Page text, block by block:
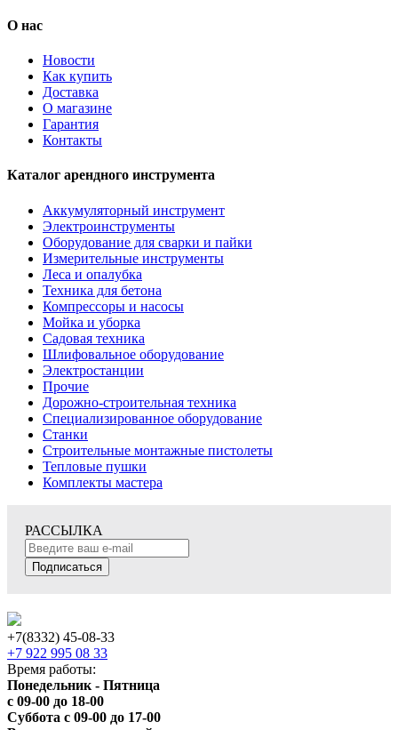
О нас
Новости
Как купить
Доставка
О магазине
Гарантия
Контакты
Каталог арендного инструмента
Аккумуляторный инструмент
Электроинструменты
Оборудование для сварки и пайки
Измерительные инструменты
Леса и опалубка
Техника для бетона
Компрессоры и насосы
Мойка и уборка
Садовая техника
Шлифовальное оборудование
Электростанции
Прочие
Дорожно-строительная техника
Специализированное оборудование
Станки
Строительные монтажные пистолеты
Тепловые пушки
Комплекты мастера
РАССЫЛКА
Подписаться
+7(8332) 45-08-33
+7 922 995 08 33
Время работы:
Понедельник - Пятница
с 09-00 до 18-00
Суббота с 09-00 до 17-00